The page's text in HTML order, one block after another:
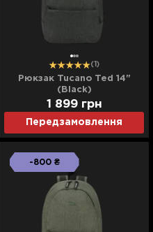
(1)
Рюкзак Tucano Ted 14"
(Black)
Передзамовлення
1 899 грн
-800 ₴